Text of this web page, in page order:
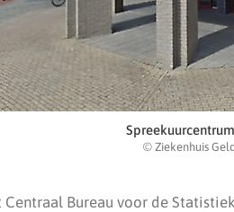
© Ziekenhuis
Bureau voor de